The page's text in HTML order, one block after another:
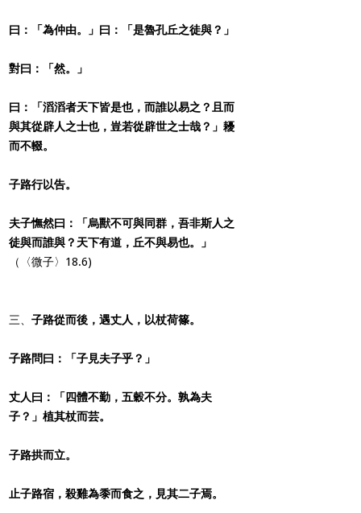
曰：「為仲由。」曰：「是魯孔丘之徒與？」
對曰：「然。」
曰：「滔滔者天下皆是也，而誰以易之？且而
與其從辟人之士也，豈若從辟世之士哉？」耰
而不輟。
子路行以告。
夫子憮然曰：「烏獸不可與同群，吾非斯人之
徒與而誰與？天下有道，丘不與易也。」
（〈微子〉18.6)
三、子路從而後，遇丈人，以杖荷篠。
子路問曰：「子見夫子乎？」
丈人曰：「四體不勤，五穀不分。孰為夫
子？」植其杖而芸。
子路拱而立。
止子路宿，殺雞為黍而食之，見其二子焉。